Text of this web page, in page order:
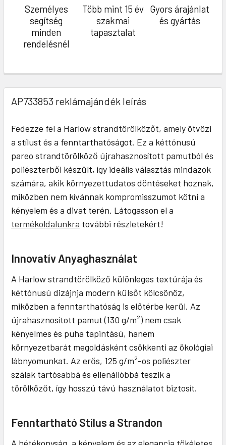
Személyes
segítség
minden
rendelésnél
Több mint 15 év
szakmai
tapasztalat
Gyors árajánlat
és gyártás
AP733853 reklámajándék leírás
Fedezze fel a Harlow strandtörölközőt, amely ötvözi
a stílust és a fenntarthatóságot. Ez a kéttónusú
pareo strandtörölköző újrahasznosított pamutból és
poliészterből készült, így ideális választás mindazok
számára, akik környezettudatos döntéseket hoznak,
miközben nem kívánnak kompromisszumot kötni a
kényelem és a divat terén. Látogasson el a
termékoldalunkra további részletekért!
Innovatív Anyaghasználat
A Harlow strandtörölköző különleges textúrája és
kéttónusú dizájnja modern külsőt kölcsönöz,
miközben a fenntarthatóság is előtérbe kerül. Az
újrahasznosított pamut (130 g/m²) nem csak
kényelmes és puha tapintású, hanem
környezetbarát megoldásként csökkenti az ökológiai
lábnyomunkat. Az erős, 125 g/m²-os poliészter
szálak tartósabbá és ellenállóbbá teszik a
törölközőt, így hosszú távú használatot biztosít.
Fenntartható Stílus a Strandon